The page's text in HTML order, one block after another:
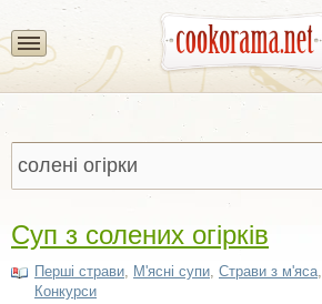
Суп з солених огірків
Перші страви, М'ясні супи, Страви з м'яса,
Конкурси